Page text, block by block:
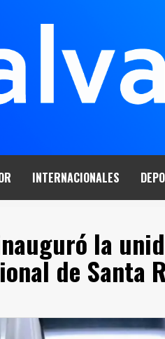
INTERNACIONALES
la
de Santa